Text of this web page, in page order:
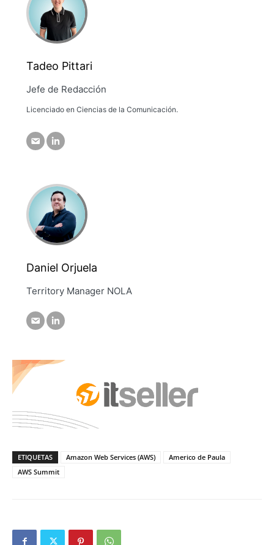
Tadeo Pittari
Jefe de Redacción
Licenciado en Ciencias de la Comunicación.
Daniel Orjuela
Territory Manager NOLA
ETIQUETAS Amazon Web Services (AWS)
Americo de Paula
AWS Summit